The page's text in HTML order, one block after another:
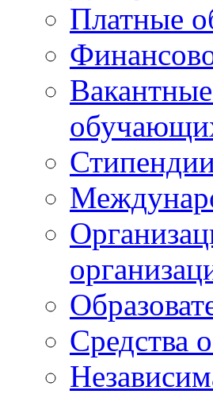
Платные
Средства